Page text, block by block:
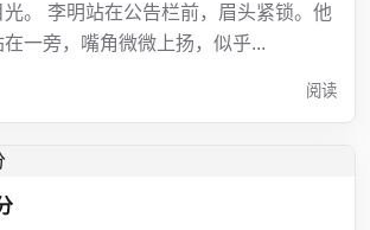
。 李明站在公告栏前，眉头紧锁。他
一旁，嘴角微微上扬，似乎...
阅读